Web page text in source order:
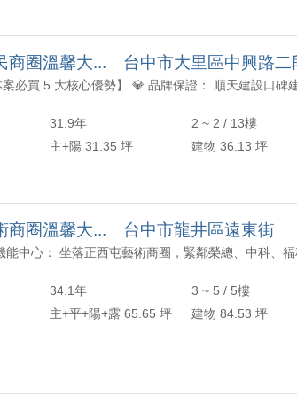
商圈溫馨大... 台中市大里區中興路二
31.9年
2 ~ 2 / 13樓
主+陽 31.35 坪
建物 36.13 坪
商圈溫馨大... 台中市龍井區遠東街
34.1年
3 ~ 5 / 5樓
主+平+陽+露 65.65 坪
建物 84.53 坪